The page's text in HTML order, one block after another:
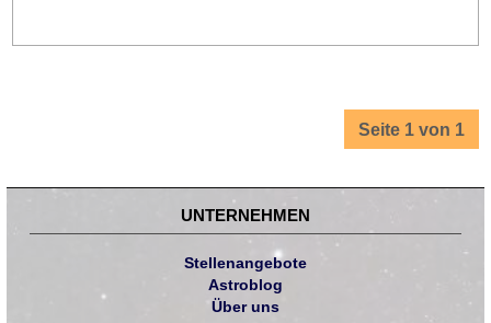
Seite 1 von 1
UNTERNEHMEN
Stellenangebote
Astroblog
Über uns